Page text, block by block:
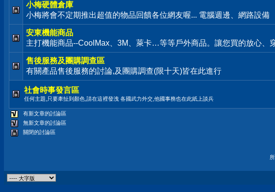
小梅硬體倉庫
小梅將會不定期推出超值的物品回饋各位網友喔... 電腦週邊、網路設備
安東機能商品
主打機能商品--CoolMax、3M、萊卡…等等戶外商品。讓您買的放心、
售後服務及團購調查區
有關產品售後服務的討論,及團購調查(限十天)皆在此進行
社會時事發言區
任何主題,只要牽扯到顏色,請在這裡發洩 各國武力外交,他國事務也在此紙上談兵
有新文章的討論區
無新文章的討論區
關閉的討論區